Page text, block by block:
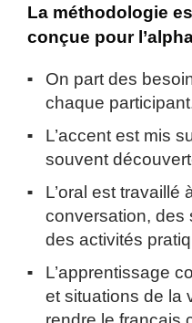
La méthodologie
conçue pour
On part des
chaque
L’accent est mis
souvent
L’oral est travaillé
conversation, des
des activités
L’apprentissage
et situations de la